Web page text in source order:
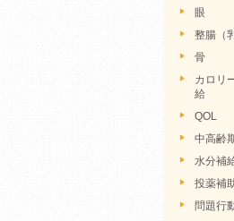
眼
整腸（
骨
カロリ
給
QOL
中高齢
水分補
投薬補
問題行